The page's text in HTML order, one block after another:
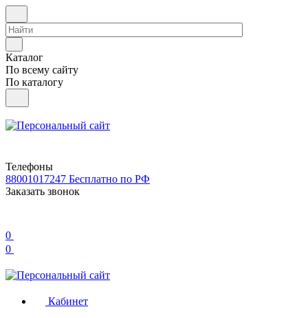
Каталог
По всему сайту
По каталогу
Телефоны
88001017247 Бесплатно по РФ
Заказать звонок
0
0
Кабинет